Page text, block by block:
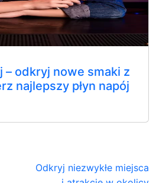
– odkryj nowe smaki z
najlepszy płyn napój
Odkryj niezwykłe miejsca